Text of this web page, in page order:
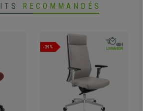
RECOMMANDÉS
-29%